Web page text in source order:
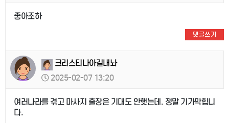
좋아조하
댓글쓰기
크리스티나아길내놔
2025-02-07 13:20
여러나라를 겪고 마사지 출장은 기대도 안햇는데. 정말 기가막힙니
다.